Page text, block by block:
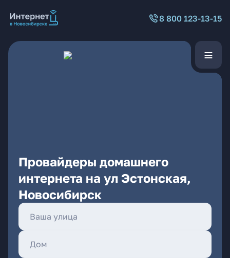
8 800 123-13-15
Провайдеры домашнего
интернета на ул Эстонская,
Новосибирск